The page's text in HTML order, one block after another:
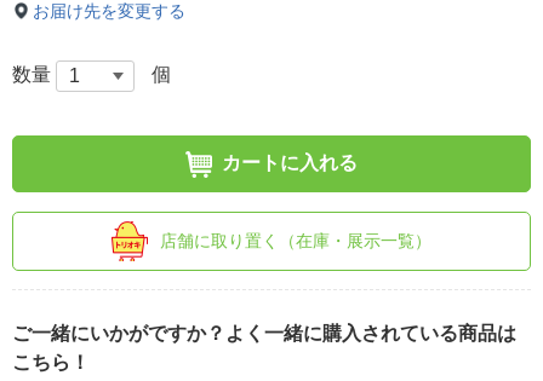
お届け先を変更する
数量 個
カートに入れる
店舗に取り置く（在庫・展示一覧）
ご一緒にいかがですか？よく一緒に購入されている商品は
こちら！